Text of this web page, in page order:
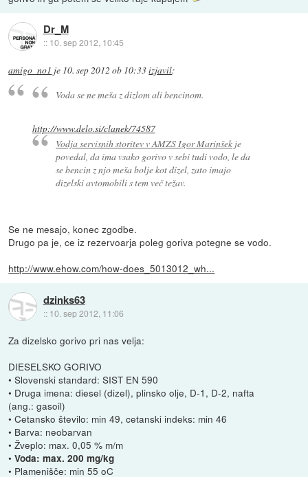
Dr_M
:: 10. sep 2012, 10:45
amigo_no1 je 10. sep 2012 ob 10:33izjavil:
Voda se ne meša z dizlom ali bencinom.
http://www.delo.si/clanek/74587
Vodja servisnih storitev v AMZS Igor Marinšek je
povedal, da ima vsako gorivo v sebi tudi vodo, le da
se bencin z njo meša bolje kot dizel, zato imajo
dizelski avtomobili s tem več težav.
Se ne mesajo, konec zgodbe.
Drugo pa je, ce iz rezervoarja poleg goriva potegne se vodo.
http://www.ehow.com/how-does_5013012_wh...
dzinks63
:: 10. sep 2012, 11:06
Za dizelsko gorivo pri nas velja:
DIESELSKO GORIVO
• Slovenski standard: SIST EN 590
• Druga imena: diesel (dizel), plinsko olje, D-1, D-2, nafta
(ang.: gasoil)
• Cetansko število: min 49, cetanski indeks: min 46
• Barva: neobarvan
• Žveplo: max. 0,05 % m/m
•Voda: max. 200 mg/kg
• Plamenišče: min 55 oC